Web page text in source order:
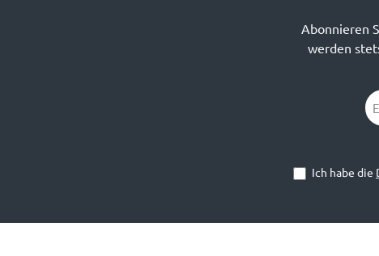
Abonnieren
werden
E-
Ich habe die